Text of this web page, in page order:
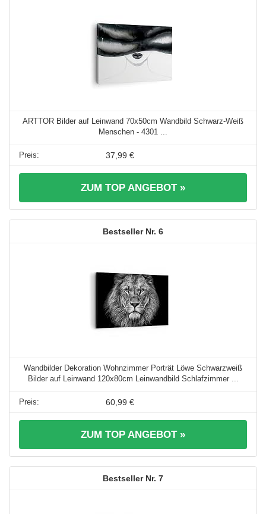
ARTTOR Bilder auf Leinwand 70x50cm Wandbild Schwarz-Weiß
Menschen - 4301 ...
37,99 €
ZUM TOP ANGEBOT »
6
Wandbilder Dekoration Wohnzimmer Porträt Löwe Schwarzweiß
Bilder auf Leinwand 120x80cm Leinwandbild Schlafzimmer ...
60,99 €
ZUM TOP ANGEBOT »
7